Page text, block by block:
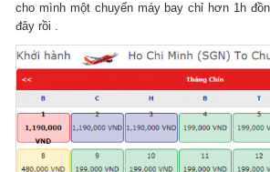
cho mình một chuyến máy bay chỉ hơn 1h
đây rồi .